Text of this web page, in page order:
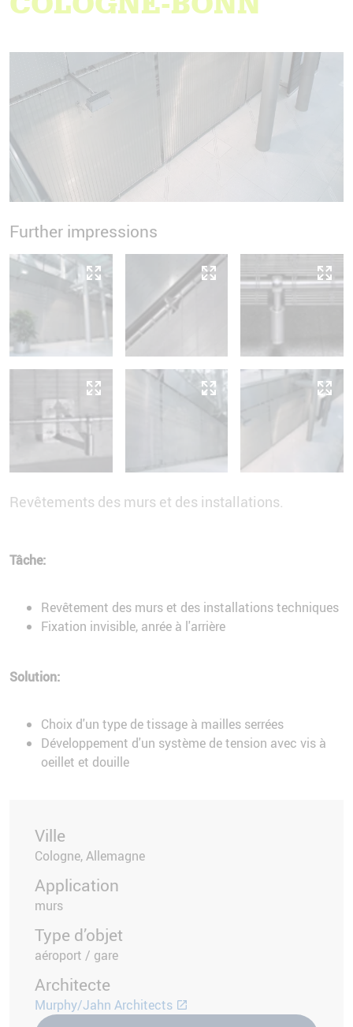
Further impressions
Revêtements des murs et des installations.
Tâche:
Revêtement des murs et des installations techniques
Fixation invisible, anrée à l'arrière
Solution:
Choix d'un type de tissage à mailles serrées
Développement d'un système de tension avec vis à
oeillet et douille
Ville
Cologne, Allemagne
Application
murs
Type d’objet
aéroport / gare
Architecte
Murphy/Jahn Architects